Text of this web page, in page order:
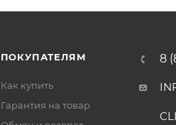
ПОКУПАТЕЛЯМ
Как купить
Гарантия на товар
8